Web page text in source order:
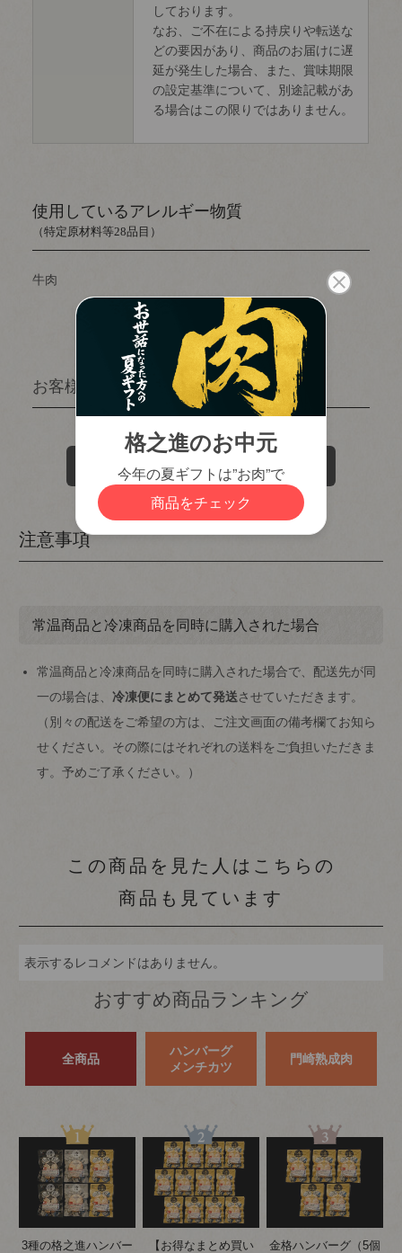
のしの指定
須
しております。
なお、ご不在による持戻りや転送な
どの要因があり、商品のお届けに遅
延が発生した場合、また、賞味期限
の設定基準について、別途記載があ
る場合はこの限りではありません。
使用しているアレルギー物質
（特定原材料等28品目）
牛肉
レビューを書く
注意事項
常温商品と冷凍商品を同時に購入された場合
常温商品と冷凍商品を同時に購入された場合で、配送先が同
一の場合は、冷凍便にまとめて発送させていただきます。
（別々の配送をご希望の方は、ご注文画面の備考欄てお知ら
せください。その際にはそれぞれの送料をご負担いただきま
す。予めご了承ください。）
この商品を見た人はこちらの
商品も見ています
表示するレコメンドはありません。
おすすめ商品ランキング
全商品
ハンバーグ
メンチカツ
門崎熟成肉
3種の格之進ハンバー 【お得なまとめ買い 金格ハンバーグ（5個